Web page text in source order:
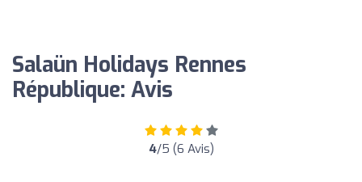
Salaün Holidays Rennes
République: Avis
4/5 (6 Avis)